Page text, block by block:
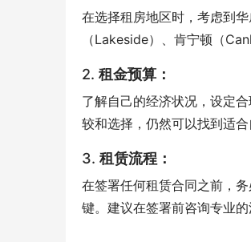
在选择租房地区时，考虑到
（Lakeside）、肯宁顿（
2. 租金预算：
了解自己的经济状况，设定
较和选择，仍然可以找到适合
3. 租赁流程：
在签署任何租赁合同之前，
键。建议在签署前咨询专业的